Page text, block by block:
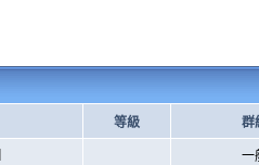
等級 群
一